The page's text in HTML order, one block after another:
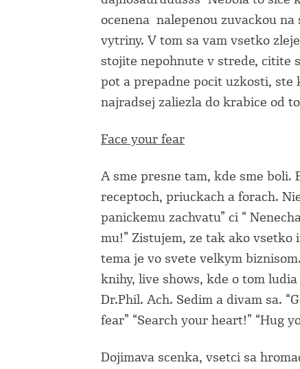
ocenena nalepenou zuvackou na
vytriny. V tom sa vam vsetko
stojite nepohnute v strede, citite
pot a prepadne pocit uzkosti, ste
najradsej zaliezla do krabice od
Face your fear
A sme presne tam, kde sme boli.
receptoch, priuckach a forach.
panickemu zachvatu” ci “
mu!” Zistujem, ze tak ako
tema je vo svete velkym
knihy, live shows, kde o tom
Dr.Phil. Ach. Sedim a divam sa.
fear” “Search your heart!” “Hug
Dojimava scenka, vsetci sa